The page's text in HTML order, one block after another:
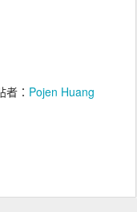
者： Pojen Huang